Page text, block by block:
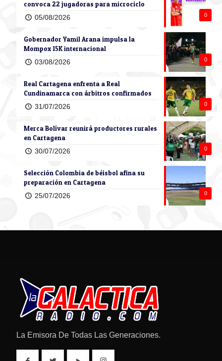
0
convoca 22 jugadoras para microciclo
05/08/2026
0
Gobernador Yamil Arana impulsa la
Mompox 15K internacional
03/08/2026
0
Real Cartagena enfrenta a Real
Cundinamarca con árbitros confirmados
31/07/2026
0
Merca Bolívar reunirá productores rurales
en Cartagena
30/07/2026
0
Selección Colombia de béisbol afina su
preparación en Cartagena
25/07/2026
La Emisora De Todas Las Generaciones.